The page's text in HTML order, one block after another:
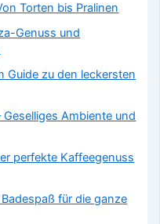
Torten bis Pralinen
Genuss und
Guide zu den leckersten
Ambiente und
perfekte Kaffeegenuss
für die ganze